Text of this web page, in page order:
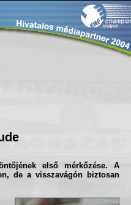
első mérkőzése. A
de a visszavágón biztosan